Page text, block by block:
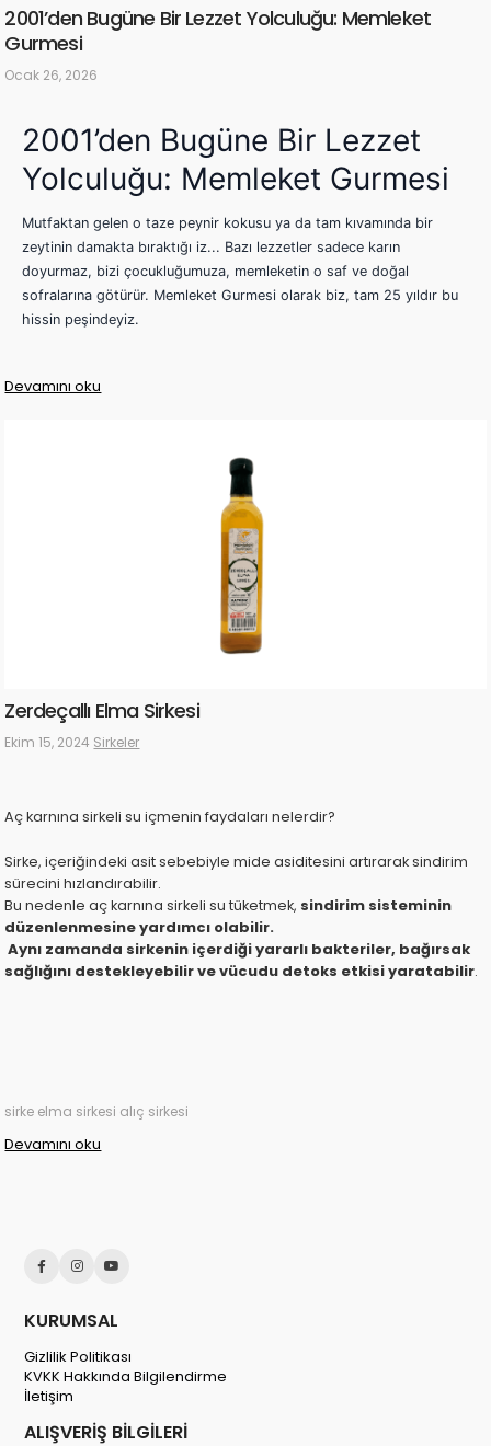
2001’den Bugüne Bir Lezzet Yolculuğu: Memleket
Gurmesi
Ocak 26, 2026
2001’den Bugüne Bir Lezzet
Yolculuğu: Memleket Gurmesi
Mutfaktan gelen o taze peynir kokusu ya da tam kıvamında bir
zeytinin damakta bıraktığı iz... Bazı lezzetler sadece karın
doyurmaz, bizi çocukluğumuza, memleketin o saf ve doğal
sofralarına götürür. Memleket Gurmesi olarak biz, tam 25 yıldır bu
hissin peşindeyiz.
Devamını oku
Zerdeçallı Elma Sirkesi
Ekim 15, 2024 Sirkeler
Aç karnına sirkeli su içmenin faydaları nelerdir?
Sirke, içeriğindeki asit sebebiyle mide asiditesini artırarak sindirim
sürecini hızlandırabilir.
Bu nedenle aç karnına sirkeli su tüketmek, sindirim sisteminin
düzenlenmesine yardımcı olabilir.
Aynı zamanda sirkenin içerdiği yararlı bakteriler, bağırsak
sağlığını destekleyebilir ve vücudu detoks etkisi yaratabilir.
sirke elma sirkesi alıç sirkesi
Devamını oku
KURUMSAL
Gizlilik Politikası
KVKK Hakkında Bilgilendirme
İletişim
ALIŞVERİŞ BİLGİLERİ